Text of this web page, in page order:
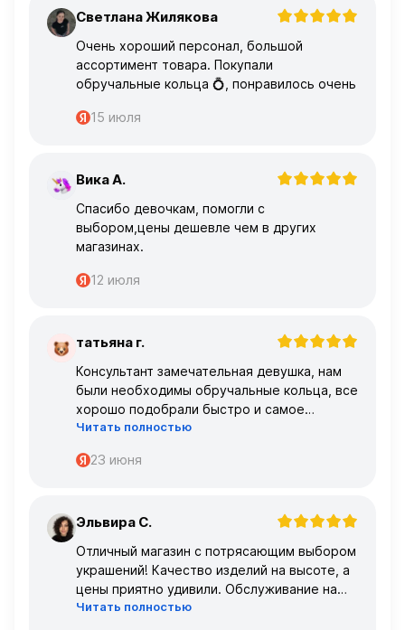
С Светлана Жилякова
Очень хороший персонал, большой
ассортимент товара. Покупали
обручальные кольца 💍, понравилось очень
15 июля
В Вика А.
Спасибо девочкам, помогли с
выбором,цены дешевле чем в других
магазинах.
12 июля
Т татьяна г.
Консультант замечательная девушка, нам
были необходимы обручальные кольца, все
хорошо подобрали быстро и самое
главное, что все подошло по размеру с
Читать полностью
23 июня
Э Эльвира С.
Отличный магазин с потрясающим выбором
украшений! Качество изделий на высоте, а
цены приятно удивили. Обслуживание на
высшем уровне – консультанты очень
Читать полностью